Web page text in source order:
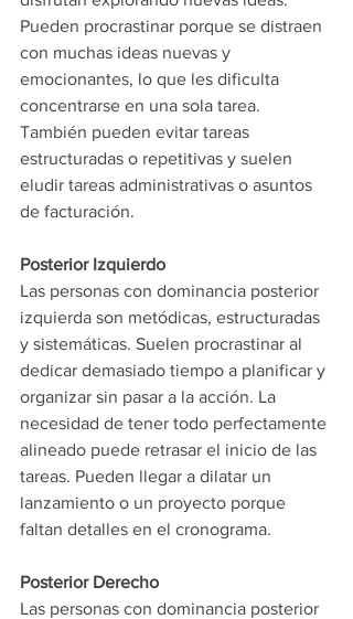
Pueden procrastinar porque se distraen
con muchas ideas nuevas y
emocionantes, lo que les dificulta
concentrarse en una sola tarea.
También pueden evitar tareas
estructuradas o repetitivas y suelen
eludir tareas administrativas o asuntos
de facturación.
Posterior Izquierdo
Las personas con dominancia posterior
izquierda son metódicas, estructuradas
y sistemáticas. Suelen procrastinar al
dedicar demasiado tiempo a planificar y
organizar sin pasar a la acción. La
necesidad de tener todo perfectamente
alineado puede retrasar el inicio de las
tareas. Pueden llegar a dilatar un
lanzamiento o un proyecto porque
faltan detalles en el cronograma.
Posterior Derecho
Las personas con dominancia posterior